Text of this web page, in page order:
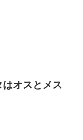
オスとメス